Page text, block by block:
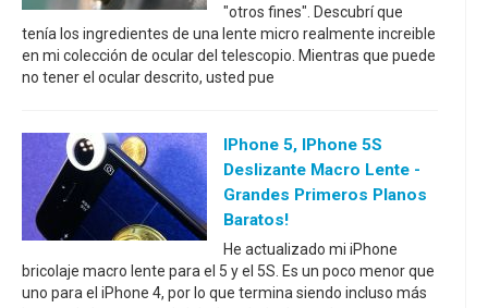
"otros fines". Descubrí que
tenía los ingredientes de una lente micro realmente increible
en mi colección de ocular del telescopio. Mientras que puede
no tener el ocular descrito, usted pue
IPhone 5, IPhone 5S
Deslizante Macro Lente -
Grandes Primeros Planos
Baratos!
He actualizado mi iPhone
bricolaje macro lente para el 5 y el 5S. Es un poco menor que
uno para el iPhone 4, por lo que termina siendo incluso más